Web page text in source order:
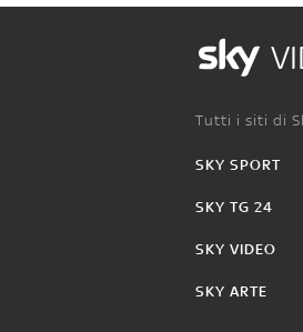
Tutti i siti di
SKY SPORT
SKY TG 24
SKY VIDEO
SKY ARTE